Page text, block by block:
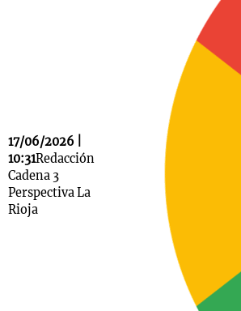
17/06/2026 |
10:31Redacción
Cadena 3
Perspectiva La
Rioja